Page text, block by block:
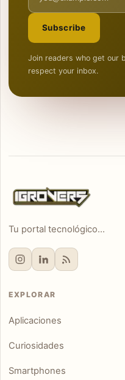
Subscribe
Join readers who get our
respect your inbox.
Tu portal tecnológico...
EXPLORAR
Aplicaciones
Curiosidades
Smartphones